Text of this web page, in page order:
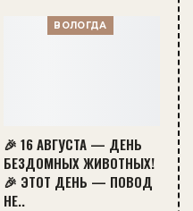
ВОЛОГДА
🎉 16 АВГУСТА — ДЕНЬ
БЕЗДОМНЫХ ЖИВОТНЫХ!
🎉 ЭТОТ ДЕНЬ — ПОВОД
НЕ..